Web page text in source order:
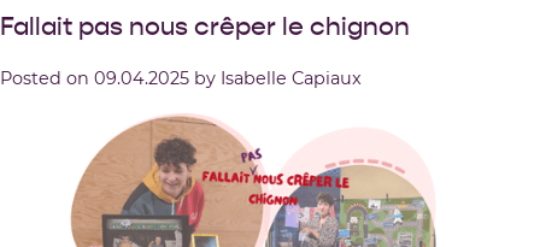
Fallait pas nous crêper le chignon
Posted on 09.04.2025 by Isabelle Capiaux